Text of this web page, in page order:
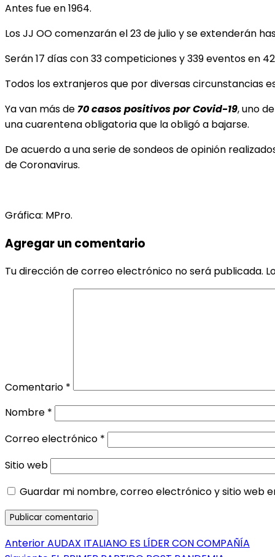
Antes fue en 1964.
Los JJ OO comenzarán el 23 de julio y se extenderán
Serán 17 días con 33 competiciones y 339 eventos en
Todos los extranjeros que por diversas circunstancias
Ya van más de70 casos positivos por Covid-19, uno
una cuarentena obligatoria que la obligó a bajarse.
De acuerdo a una serie de sondeos de opinión
de Coronavirus.
Gráfica: MPro.
Agregar un comentario
Tu dirección de correo electrónico no será publicada.
Comentario *
Nombre *
Correo electrónico *
Sitio web
Guardar mi nombre, correo electrónico y sitio web
Navegación
AnteriorEntrada
AUDAX ITALIANO ES LÍDER CON COMPAÑÍA